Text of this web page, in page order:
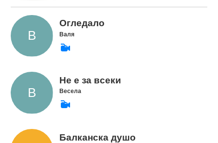
Огледало
Валя
Не е за всеки
Весела
Балканска душо